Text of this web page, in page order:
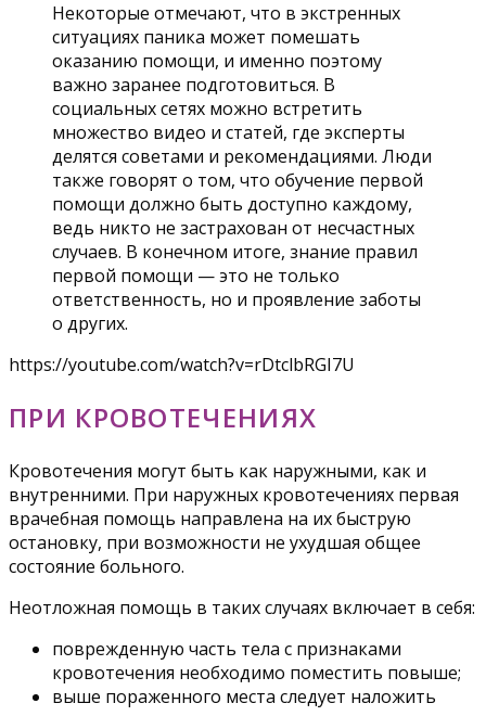
Некоторые отмечают, что в экстренных
ситуациях паника может помешать
оказанию помощи, и именно поэтому
важно заранее подготовиться. В
социальных сетях можно встретить
множество видео и статей, где эксперты
делятся советами и рекомендациями. Люди
также говорят о том, что обучение первой
помощи должно быть доступно каждому,
ведь никто не застрахован от несчастных
случаев. В конечном итоге, знание правил
первой помощи — это не только
ответственность, но и проявление заботы
о других.
https://youtube.com/watch?v=rDtclbRGI7U
ПРИ КРОВОТЕЧЕНИЯХ
Кровотечения могут быть как наружными, как и
внутренними. При наружных кровотечениях первая
врачебная помощь направлена на их быструю
остановку, при возможности не ухудшая общее
состояние больного.
Неотложная помощь в таких случаях включает в себя:
поврежденную часть тела с признаками
кровотечения необходимо поместить повыше;
выше пораженного места следует наложить